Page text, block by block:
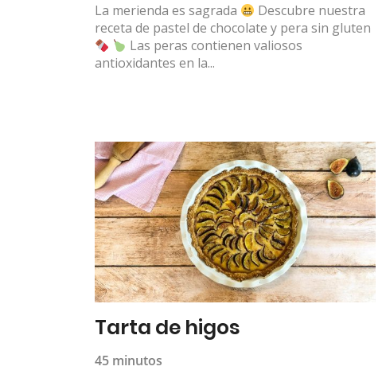
La merienda es sagrada
Descubre nuestra
receta de pastel de chocolate y pera sin gluten
Las peras contienen valiosos
antioxidantes en la...
Tarta de higos
45 minutos